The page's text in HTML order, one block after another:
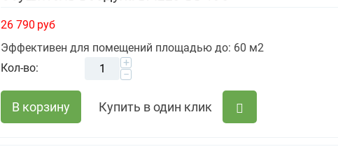
26 790 руб
Эффективен для помещений площадью до: 60 м2
Кол-во:
+
−
В корзину Купить в один клик